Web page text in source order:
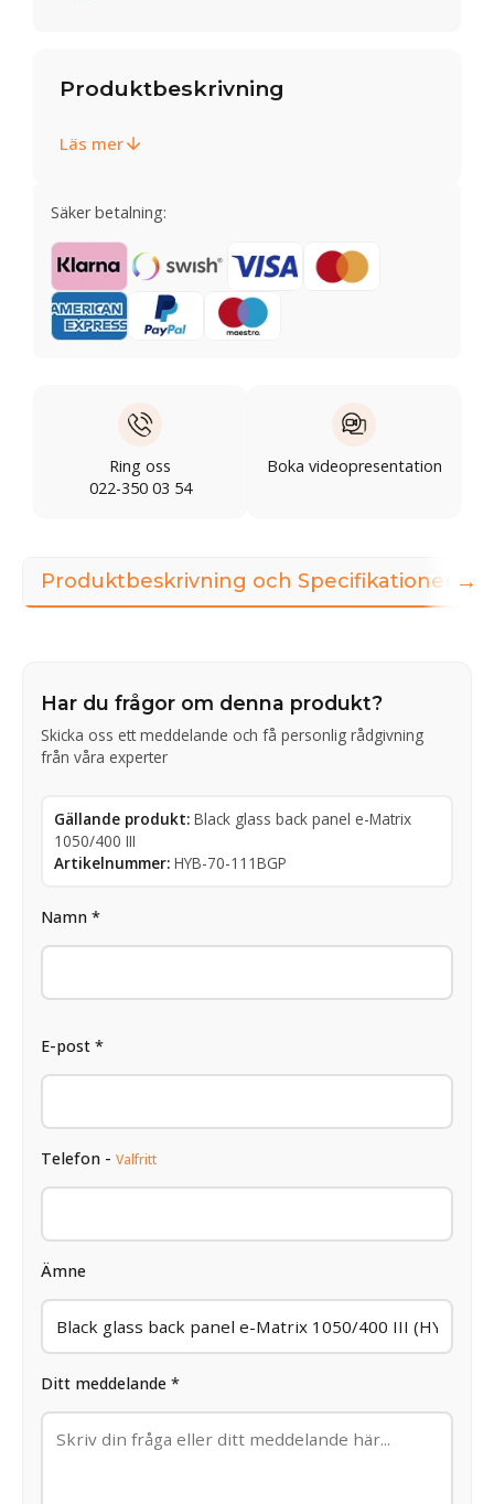
Produktbeskrivning
Läs mer
Säker betalning:
Ring oss
022-350 03 54
Boka videopresentation
Produktbeskrivning och Specifikationer
Har du frågor om denna produkt?
Skicka oss ett meddelande och få personlig rådgivning
från våra experter
Gällande produkt: Black glass back panel e-Matrix
1050/400 III
Artikelnummer: HYB-70-111BGP
Namn *
E-post *
Telefon - Valfritt
Ämne
Ditt meddelande *
→